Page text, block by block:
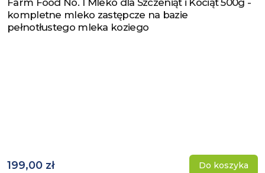
Zobacz produkt
kompletne mleko zastępcze na bazie
pełnotłustego mleka koziego
199,00 zł Do koszyka